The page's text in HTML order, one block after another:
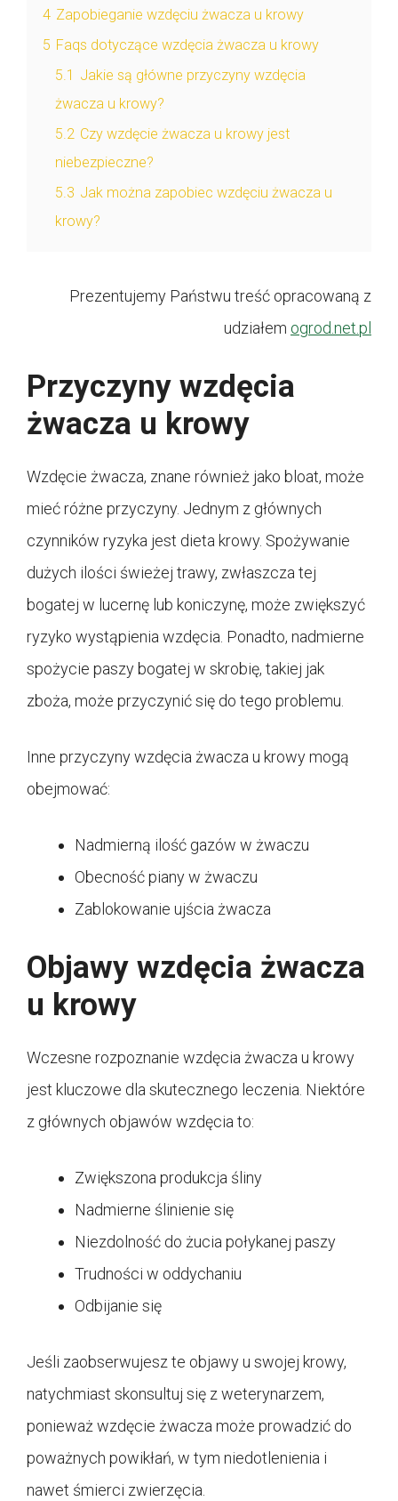
4 Zapobieganie wzdęciu żwacza u krowy
5 Faqs dotyczące wzdęcia żwacza u krowy
5.1 Jakie są główne przyczyny wzdęcia
żwacza u krowy?
5.2 Czy wzdęcie żwacza u krowy jest
niebezpieczne?
5.3 Jak można zapobiec wzdęciu żwacza u
krowy?
Prezentujemy Państwu treść opracowaną z
udziałem ogrod.net.pl
Przyczyny wzdęcia
żwacza u krowy
Wzdęcie żwacza, znane również jako bloat, może
mieć różne przyczyny. Jednym z głównych
czynników ryzyka jest dieta krowy. Spożywanie
dużych ilości świeżej trawy, zwłaszcza tej
bogatej w lucernę lub koniczynę, może zwiększyć
ryzyko wystąpienia wzdęcia. Ponadto, nadmierne
spożycie paszy bogatej w skrobię, takiej jak
zboża, może przyczynić się do tego problemu.
Inne przyczyny wzdęcia żwacza u krowy mogą
obejmować:
Nadmierną ilość gazów w żwaczu
Obecność piany w żwaczu
Zablokowanie ujścia żwacza
Objawy wzdęcia żwacza
u krowy
Wczesne rozpoznanie wzdęcia żwacza u krowy
jest kluczowe dla skutecznego leczenia. Niektóre
z głównych objawów wzdęcia to:
Zwiększona produkcja śliny
Nadmierne ślinienie się
Niezdolność do żucia połykanej paszy
Trudności w oddychaniu
Odbijanie się
Jeśli zaobserwujesz te objawy u swojej krowy,
natychmiast skonsultuj się z weterynarzem,
ponieważ wzdęcie żwacza może prowadzić do
poważnych powikłań, w tym niedotlenienia i
nawet śmierci zwierzęcia.